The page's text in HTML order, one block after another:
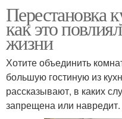
Перестановка
как это
жизни
Хотите объединить
большую гостиную из
рассказывают, в каких
запрещена или навредит.